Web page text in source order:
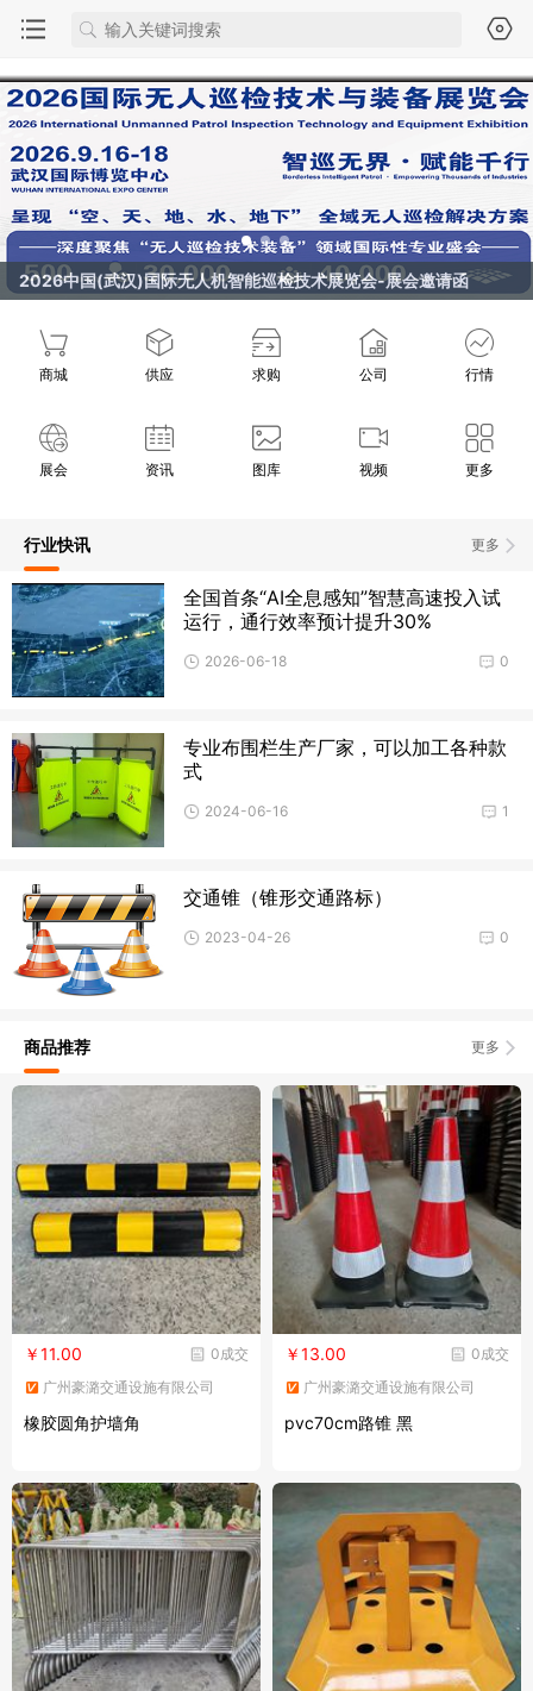
2026中国(武汉)国际无人机智能巡检技术展览会-展会邀请函
商城 供应 求购 公司 行情
展会 资讯 图库 视频 更多
更多
行业快讯
全国首条“AI全息感知”智慧高速投入试
运行，通行效率预计提升30%
0
2026-06-18
专业布围栏生产厂家，可以加工各种款
式
1
2024-06-16
交通锥（锥形交通路标）
0
2023-04-26
更多
商品推荐
0成交
￥11.00
广州豪潞交通设施有限公司
橡胶圆角护墙角
0成交
￥13.00
广州豪潞交通设施有限公司
pvc70cm路锥 黑